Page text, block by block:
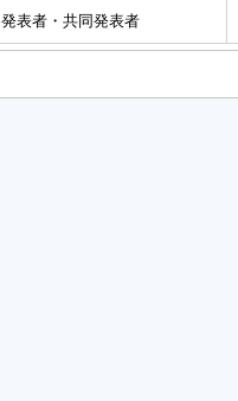
発表者・共同発表者